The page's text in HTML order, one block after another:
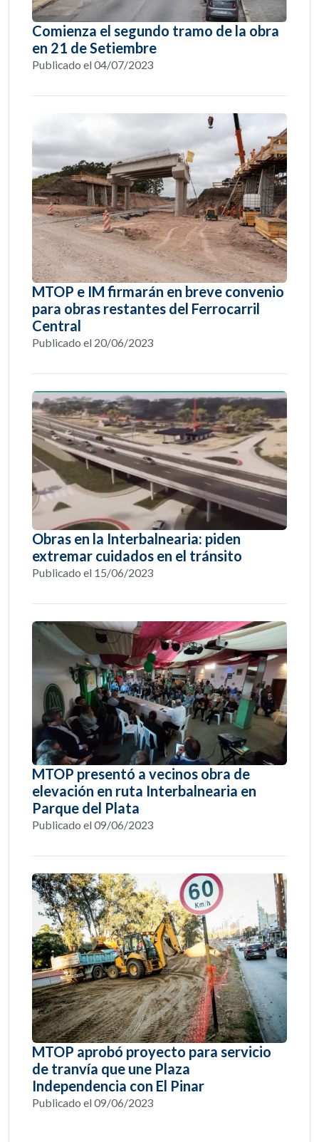
Comienza el segundo tramo de la obra
en 21 de Setiembre
Publicado el 04/07/2023
MTOP e IM firmarán en breve convenio
para obras restantes del Ferrocarril
Central
Publicado el 20/06/2023
Obras en la Interbalnearia: piden
extremar cuidados en el tránsito
Publicado el 15/06/2023
MTOP presentó a vecinos obra de
elevación en ruta Interbalnearia en
Parque del Plata
Publicado el 09/06/2023
MTOP aprobó proyecto para servicio
de tranvía que une Plaza
Independencia con El Pinar
Publicado el 09/06/2023